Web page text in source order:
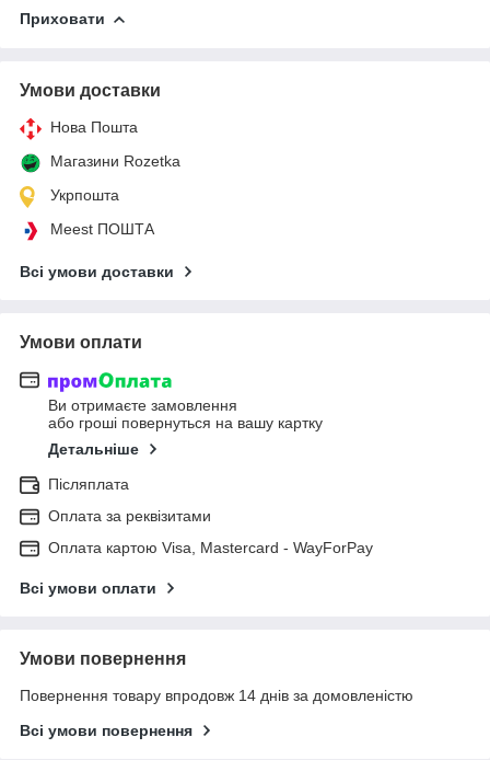
Приховати
Умови доставки
Нова Пошта
Магазини Rozetka
Укрпошта
Meest ПОШТА
Всі умови доставки
Умови оплати
Ви отримаєте замовлення
або гроші повернуться на вашу картку
Детальніше
Післяплата
Оплата за реквізитами
Оплата картою Visa, Mastercard - WayForPay
Всі умови оплати
Умови повернення
Повернення товару впродовж 14 днів за домовленістю
Всі умови повернення